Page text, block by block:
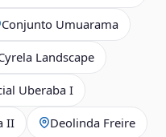
Conjunto Umuarama
Landscape
Uberaba I
II Deolinda Freire